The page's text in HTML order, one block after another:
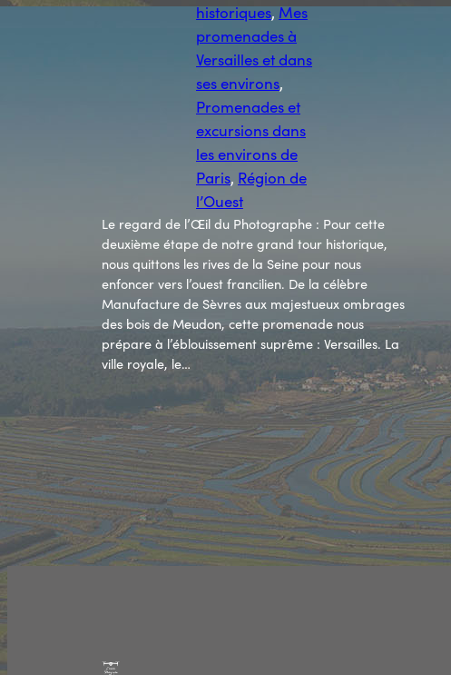
historiques, Mes
promenades à
Versailles et dans
ses environs
Promenades et
excursions dans
les environs de
Paris, Région de
l’Ouest
Le regard de l’Œil du Photographe : Pour cette
deuxième étape de notre grand tour historique,
nous quittons les rives de la Seine pour nous
enfoncer vers l’ouest francilien. De la célèbre
Manufacture de Sèvres aux majestueux ombrages
des bois de Meudon, cette promenade nous
prépare à l’éblouissement suprême : Versailles. La
ville royale, le…